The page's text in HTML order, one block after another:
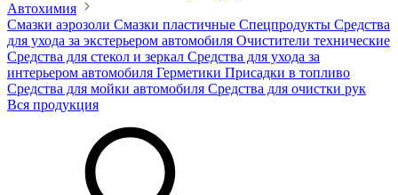
Автохимия
Смазки аэрозоли Смазки пластичные Спецпродукты Средства
для ухода за экстерьером автомобиля Очистители технические
Средства для стекол и зеркал Средства для ухода за
интерьером автомобиля Герметики Присадки в топливо
Средства для мойки автомобиля Средства для очистки рук
Вся продукция